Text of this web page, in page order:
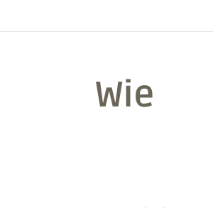
Wie